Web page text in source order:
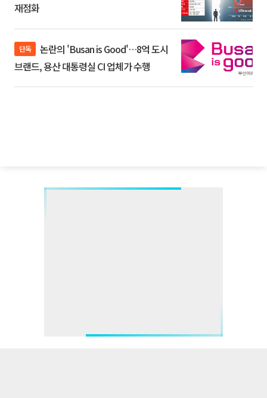
재점화
단독
브랜드, 용산 대통령실 CI 업체가 수행